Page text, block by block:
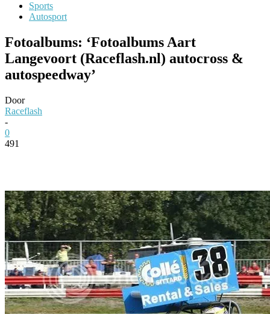
Sports
Autosport
Fotoalbums: ‘Fotoalbums Aart
Langevoort (Raceflash.nl) autocross &
autospeedway’
Door
Raceflash
-
0
491